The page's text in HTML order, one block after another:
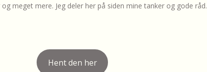
meget mere. Jeg deler her på siden mine tanker og gode råd.
Hent den her